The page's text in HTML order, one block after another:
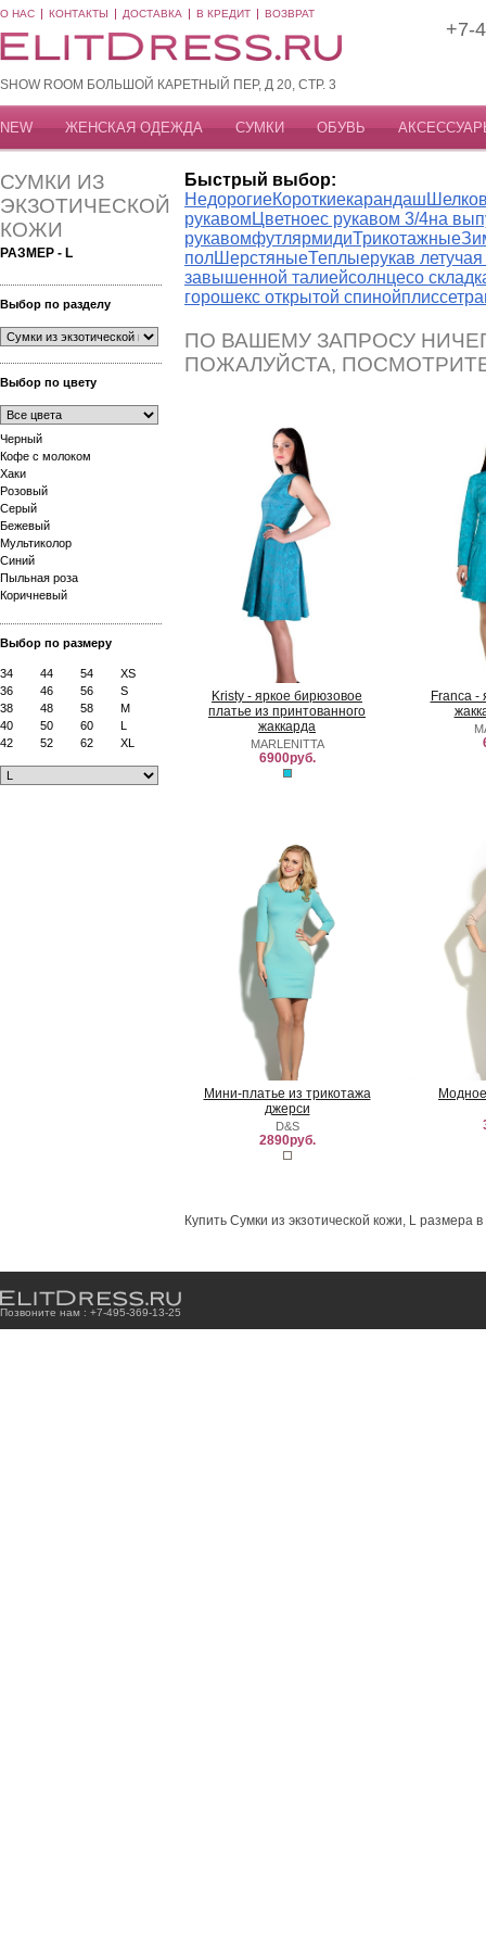
О НАС КОНТАКТЫ ДОСТАВКА В КРЕДИТ ВОЗВРАТ
SHOW ROOM БОЛЬШОЙ КАРЕТНЫЙ ПЕР, Д 20, СТР. 3
+7-
NEW ЖЕНСКАЯ ОДЕЖДА СУМКИ ОБУВЬ
СУМКИ ИЗ
ЭКЗОТИЧЕСКОЙ
КОЖИ
РАЗМЕР - L
Выбор по разделу
Выбор по цвету
Черный
Кофе с молоком
Хаки
Розовый
Серый
Бежевый
Мультиколор
Синий
Пыльная роза
Коричневый
Выбор по размеру
34 44 54
XS
36
46 56
S
38
48 58
M
40
50 60
L
42
52 62 XL
Быстрый выбор:
НедорогиеКороткиекарандаш
рукавом Цветноес рукавом 3/4на
рукавомфутлярмидиТрикотажные
полШерстяныеТеплыерукав
завышенной талиейсолнцесо
горошекс открытой спинойплиссе
ПО ВАШЕМУ ЗАПРОСУ
ПОЖАЛУЙСТА,
Kristy - яркое бирюзовое
платье из принтованного
жаккарда
MARLENITTA
6900руб.
Franca -
Мини-платье из трикотажа
джерси
D&S
2890руб.
Купить Сумки из экзотической кожи, L размера
Позвоните нам : +7-495-369-13-25